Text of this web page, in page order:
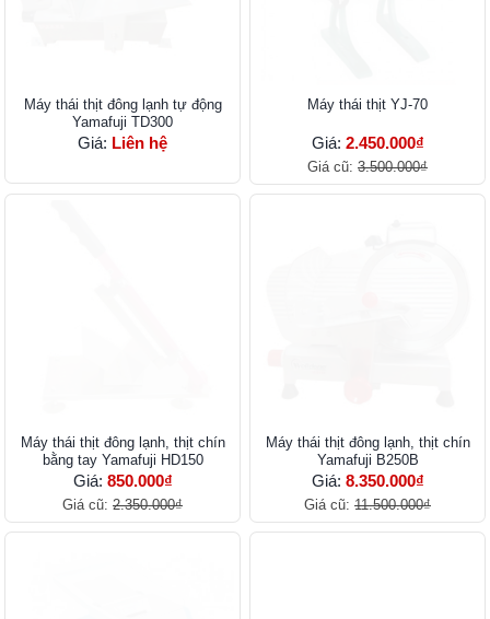
Máy thái thịt đông lạnh tự động
Yamafuji TD300
Giá: Liên hệ
Máy thái thịt YJ-70
Giá: 2.450.000₫
Giá cũ: 3.500.000₫
Máy thái thịt đông lạnh, thịt chín
bằng tay Yamafuji HD150
Giá: 850.000₫
Giá cũ: 2.350.000₫
Máy thái thịt đông lạnh, thịt chín
Yamafuji B250B
Giá: 8.350.000₫
Giá cũ: 11.500.000₫